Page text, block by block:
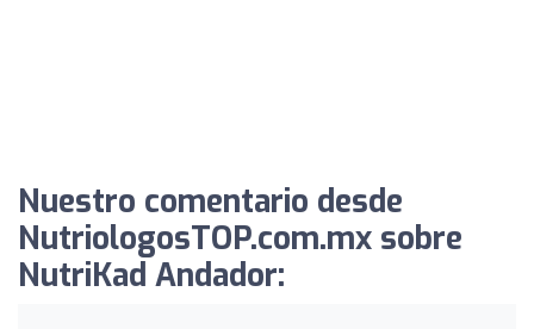
Nuestro comentario desde
NutriologosTOP.com.mx sobre
NutriKad Andador: